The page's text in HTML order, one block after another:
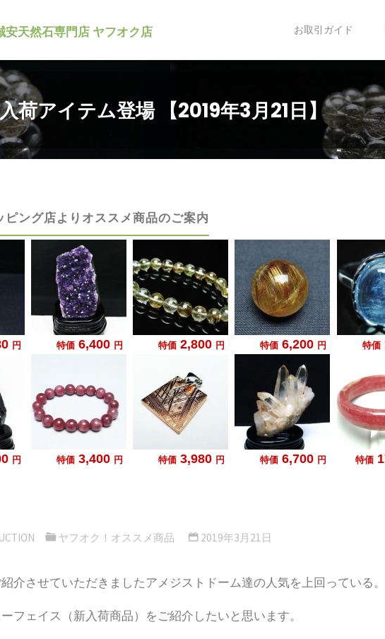
安天然石専門店 ヤフオク店 お取引ガイド
荷アイテム登場 【2019年3月21日】
ピング店よりオススメ商品のご案内
ヤフオク！オススメ商品 2019年3月21日
介させていただきましたアメジストドーム達の人気を上回っている。
フェイス（新入荷商品）をご紹介したいと思います。